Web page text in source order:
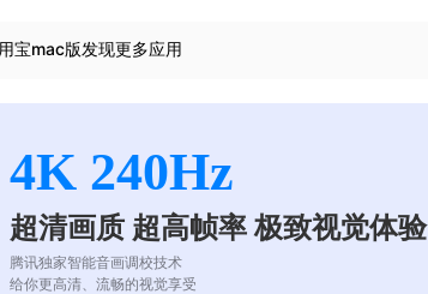
宝mac版发现更多应用
4K 240Hz
超清画质 超高帧率 极致视觉体验
腾讯独家智能音画调校技术
给你更高清、流畅的视觉享受